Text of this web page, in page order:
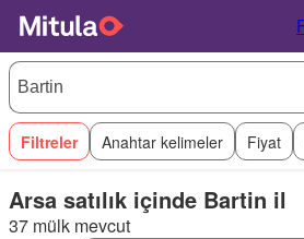
Filtreler Anahtar kelimeler Fiyat
Arsa satılık içinde Bartin il
37 mülk mevcut